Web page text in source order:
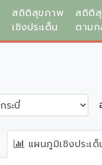
สถิติสุขภาพ
เชิงประเด็น
สถิติ
ตาม
แผนภูมิเชิงประเด็